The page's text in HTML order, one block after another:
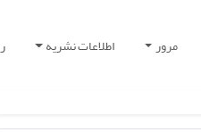
مرور اطلاعات نشریه